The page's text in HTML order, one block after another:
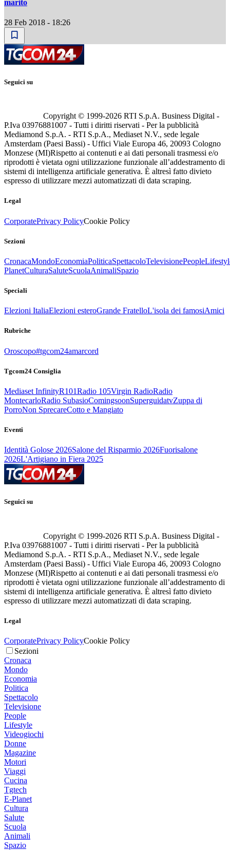
marito
28 Feb 2018 - 18:26
Seguici su
Copyright © 1999-2026 RTI S.p.A. Business Digital -
P.Iva 03976881007 - Tutti i diritti riservati - Per la pubblicità
Mediamond S.p.A. - RTI S.p.A., Mediaset N.V., sede legale
Amsterdam (Paesi Bassi) - Uffici Viale Europa 46, 20093 Cologno
Monzese (MI)Rispetto ai contenuti e ai dati personali trasmessi e/o
riprodotti è vietata ogni utilizzazione funzionale all’addestramento di
sistemi di intelligenza artificiale generativa. È altresì fatto divieto
espresso di utilizzare mezzi automatizzati di data scraping.
Legal
CorporatePrivacy PolicyCookie Policy
Sezioni
CronacaMondoEconomiaPoliticaSpettacoloTelevisionePeople
PlanetCulturaSaluteScuolaAnimaliSpazio
Speciali
Elezioni ItaliaElezioni esteroGrande FratelloL'isola dei famosiAmici
Rubriche
Oroscopo#tgcom24amarcord
Tgcom24 Consiglia
Mediaset InfinityR101Radio 105Virgin RadioRadio
MontecarloRadio SubasioComingsoonSuperguidatvZuppa di
PorroNon SprecareCotto e Mangiato
Eventi
Identità Golose 2026Salone del Risparmio 2026Fuorisalone
2026L'Artigiano in Fiera 2025
Seguici su
Copyright © 1999-2026 RTI S.p.A. Business Digital -
P.Iva 03976881007 - Tutti i diritti riservati - Per la pubblicità
Mediamond S.p.A. - RTI S.p.A., Mediaset N.V., sede legale
Amsterdam (Paesi Bassi) - Uffici Viale Europa 46, 20093 Cologno
Monzese (MI)Rispetto ai contenuti e ai dati personali trasmessi e/o
riprodotti è vietata ogni utilizzazione funzionale all’addestramento di
sistemi di intelligenza artificiale generativa. È altresì fatto divieto
espresso di utilizzare mezzi automatizzati di data scraping.
Legal
CorporatePrivacy PolicyCookie Policy
Sezioni
Cronaca
Mondo
Economia
Politica
Spettacolo
Televisione
People
Lifestyle
Videogiochi
Donne
Magazine
Motori
Viaggi
Cucina
Tgtech
E-Planet
Cultura
Salute
Scuola
Animali
Spazio